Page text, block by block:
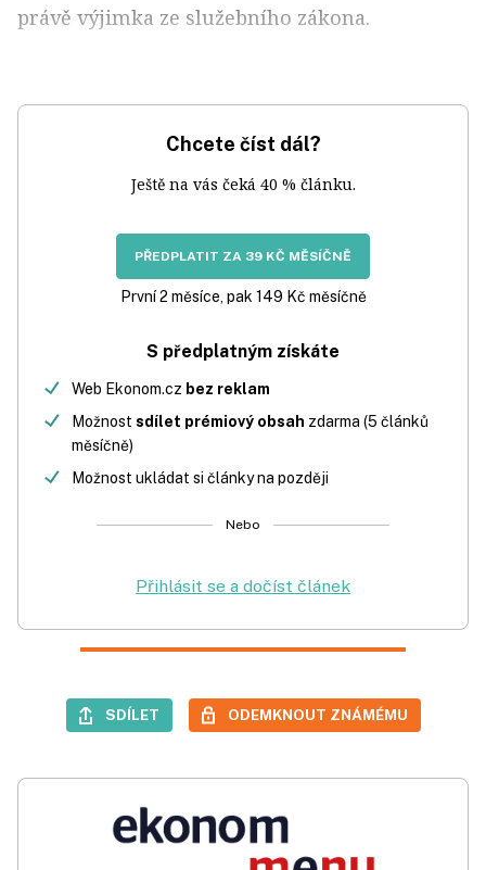
právě výjimka ze služebního zákona.
Chcete číst dál?
Ještě na vás čeká 40 % článku.
PŘEDPLATIT ZA 39 KČ MĚSÍČNĚ
První 2 měsíce, pak 149 Kč měsíčně
S předplatným získáte
Web Ekonom.cz bez reklam
Možnost sdílet prémiový obsah zdarma (5 článků
měsíčně)
Možnost ukládat si články na později
Nebo
Přihlásit se a dočíst článek
SDÍLET ODEMKNOUT ZNÁMÉMU